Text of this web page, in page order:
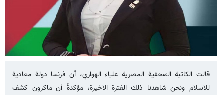
قالت الكاتبة الصحفية المصرية علياء الهواري، أن فرنسا دولة معادية
للاسلام ونحن شاهدنا ذلك الفترة الاخيرة، مؤكدةً أن ماكرون كشف